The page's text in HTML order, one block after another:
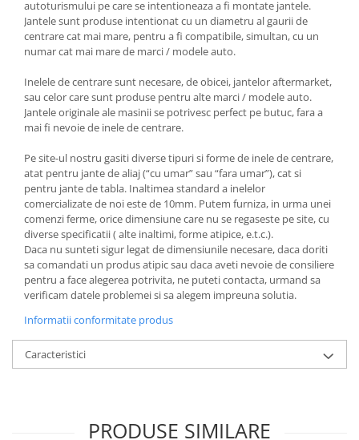
autoturismului pe care se intentioneaza a fi montate jantele.
Jantele sunt produse intentionat cu un diametru al gaurii de
centrare cat mai mare, pentru a fi compatibile, simultan, cu un
numar cat mai mare de marci / modele auto.
Inelele de centrare sunt necesare, de obicei, jantelor aftermarket,
sau celor care sunt produse pentru alte marci / modele auto.
Jantele originale ale masinii se potrivesc perfect pe butuc, fara a
mai fi nevoie de inele de centrare.
Pe site-ul nostru gasiti diverse tipuri si forme de inele de centrare,
atat pentru jante de aliaj (“cu umar” sau “fara umar”), cat si
pentru jante de tabla. Inaltimea standard a inelelor
comercializate de noi este de 10mm. Putem furniza, in urma unei
comenzi ferme, orice dimensiune care nu se regaseste pe site, cu
diverse specificatii ( alte inaltimi, forme atipice, e.t.c.).
Daca nu sunteti sigur legat de dimensiunile necesare, daca doriti
sa comandati un produs atipic sau daca aveti nevoie de consiliere
pentru a face alegerea potrivita, ne puteti contacta, urmand sa
verificam datele problemei si sa alegem impreuna solutia.
Informatii conformitate produs
Caracteristici
PRODUSE SIMILARE